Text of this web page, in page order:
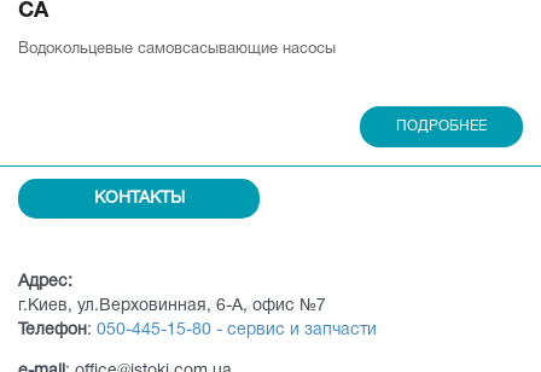
CA
Водокольцевые самовсасывающие насосы
ПОДРОБНЕЕ
КОНТАКТЫ
Адрес:
г.Киев, ул.Верховинная, 6-А, офис №7
Телефон: 050-445-15-80 - сервис и запчасти